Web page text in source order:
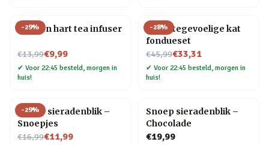
-29%
Strik en hart tea infuser
€13,99
Nu voor€9,99
✔ Voor 22:45 besteld, morgen in
huis!
-28%
Warmtegevoelige kat
fondueset
€45,99
Nu voor€33,31
✔ Voor 22:45 besteld, morgen in
huis!
-29%
Snoep sieradenblik –
Snoepjes
€16,99
Nu voor€11,99
Snoep sieradenblik –
Chocolade
€19,99